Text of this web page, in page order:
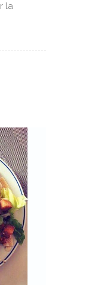
la